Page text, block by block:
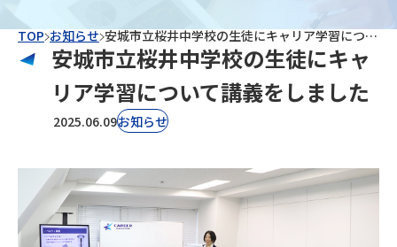
TOP お知らせ 安城市立桜井中学校の生徒にキャリア学習について講義をしました
安城市立桜井中学校の生徒にキャ
リア学習について講義をしました
2025.06.09お知らせ